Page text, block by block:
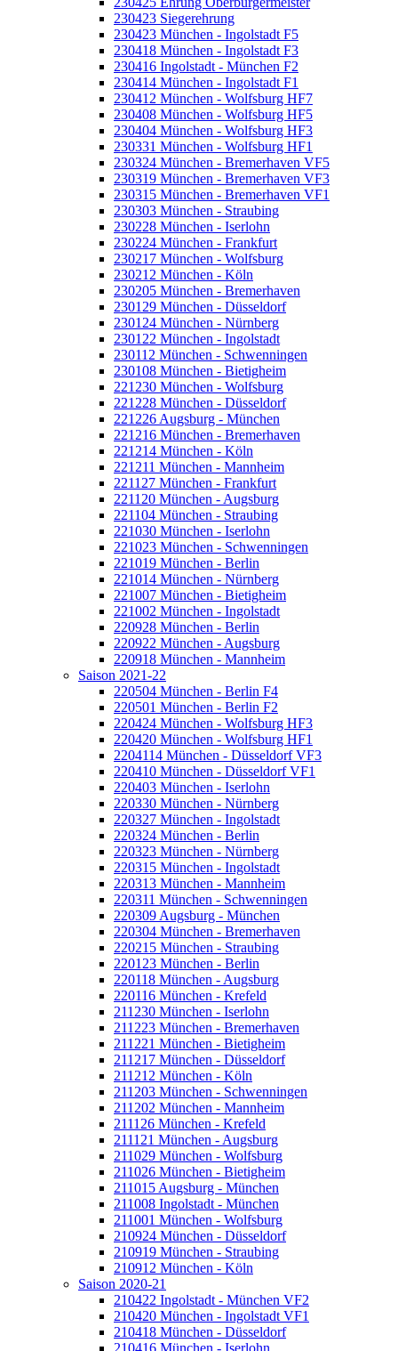
230423 Siegerehrung
230423 München - Ingolstadt F5
230418 München - Ingolstadt F3
230416 Ingolstadt - München F2
230414 München - Ingolstadt F1
230412 München - Wolfsburg HF7
230408 München - Wolfsburg HF5
230404 München - Wolfsburg HF3
230331 München - Wolfsburg HF1
230324 München - Bremerhaven VF5
230319 München - Bremerhaven VF3
230315 München - Bremerhaven VF1
230303 München - Straubing
230228 München - Iserlohn
230224 München - Frankfurt
230217 München - Wolfsburg
230212 München - Köln
230205 München - Bremerhaven
230129 München - Düsseldorf
230124 München - Nürnberg
230122 München - Ingolstadt
230112 München - Schwenningen
230108 München - Bietigheim
221230 München - Wolfsburg
221228 München - Düsseldorf
221226 Augsburg - München
221216 München - Bremerhaven
221214 München - Köln
221211 München - Mannheim
221127 München - Frankfurt
221120 München - Augsburg
221104 München - Straubing
221030 München - Iserlohn
221023 München - Schwenningen
221019 München - Berlin
221014 München - Nürnberg
221007 München - Bietigheim
221002 München - Ingolstadt
220928 München - Berlin
220922 München - Augsburg
220918 München - Mannheim
Saison 2021-22
220504 München - Berlin F4
220501 München - Berlin F2
220424 München - Wolfsburg HF3
220420 München - Wolfsburg HF1
2204114 München - Düsseldorf VF3
220410 München - Düsseldorf VF1
220403 München - Iserlohn
220330 München - Nürnberg
220327 München - Ingolstadt
220324 München - Berlin
220323 München - Nürnberg
220315 München - Ingolstadt
220313 München - Mannheim
220311 München - Schwenningen
220309 Augsburg - München
220304 München - Bremerhaven
220215 München - Straubing
220123 München - Berlin
220118 München - Augsburg
220116 München - Krefeld
211230 München - Iserlohn
211223 München - Bremerhaven
211221 München - Bietigheim
211217 München - Düsseldorf
211212 München - Köln
211203 München - Schwenningen
211202 München - Mannheim
211126 München - Krefeld
211121 München - Augsburg
211029 München - Wolfsburg
211026 München - Bietigheim
211015 Augsburg - München
211008 Ingolstadt - München
211001 München - Wolfsburg
210924 München - Düsseldorf
210919 München - Straubing
210912 München - Köln
Saison 2020-21
210422 Ingolstadt - München VF2
210420 München - Ingolstadt VF1
210418 München - Düsseldorf
210416 München - Iserlohn